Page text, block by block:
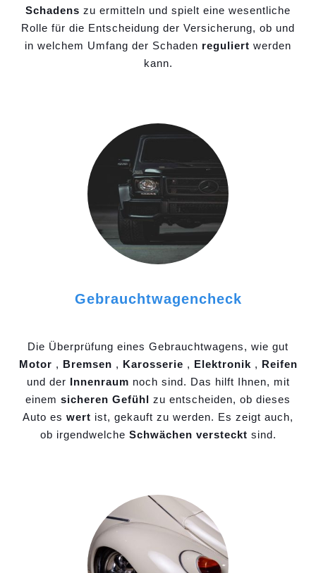
Schadens zu ermitteln und spielt eine wesentliche
Rolle für die Entscheidung der Versicherung, ob und
in welchem Umfang der Schaden reguliert werden
kann.
Gebrauchtwagencheck
Die Überprüfung eines Gebrauchtwagens, wie gut
Motor , Bremsen , Karosserie , Elektronik , Reifen
und der Innenraum noch sind. Das hilft Ihnen, mit
einem sicheren Gefühl zu entscheiden, ob dieses
Auto es wert ist, gekauft zu werden. Es zeigt auch,
ob irgendwelche Schwächen versteckt sind.